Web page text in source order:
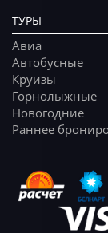
ТУРЫ
Авиа
Автобусные
Круизы
Горнолыжные
Новогодние
Раннее